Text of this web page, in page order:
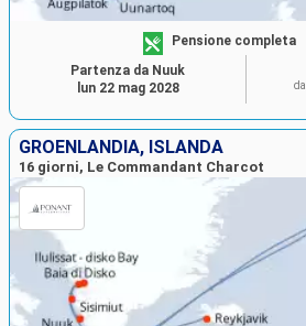
Pensione completa
da
Partenza da Nuuk
lun 22 mag 2028
GROENLANDIA, ISLANDA
16 giorni, Le Commandant Charcot